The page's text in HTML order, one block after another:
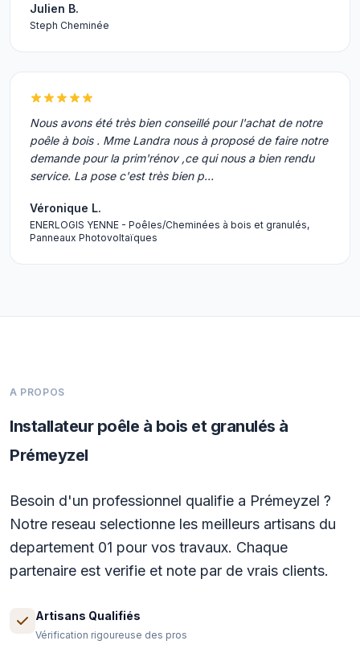
Julien B.
Steph Cheminée
Nous avons été très bien conseillé pour l'achat de notre
poêle à bois . Mme Landra nous à proposé de faire notre
demande pour la prim'rénov ,ce qui nous a bien rendu
service. La pose c'est très bien p…
Véronique L.
ENERLOGIS YENNE - Poêles/Cheminées à bois et granulés,
Panneaux Photovoltaïques
A PROPOS
Installateur poêle à bois et granulés à
Prémeyzel
Besoin d'un professionnel qualifie a Prémeyzel ?
Notre reseau selectionne les meilleurs artisans du
departement 01 pour vos travaux. Chaque
partenaire est verifie et note par de vrais clients.
Artisans Qualifiés
Vérification rigoureuse des pros